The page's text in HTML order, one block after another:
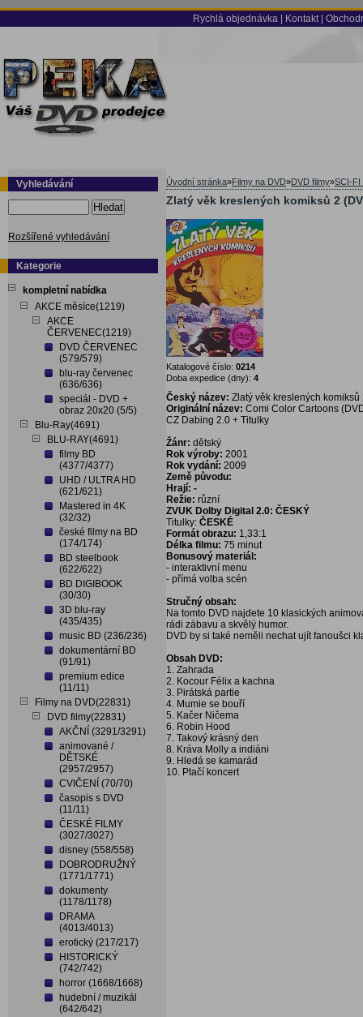
Rychlá objednávka Kontakt
Vyhledávání
Hledat
Rozšířené vyhledávání
Kategorie
kompletní nabídka
AKCE měsíce(1219)
AKCE
ČERVENEC(1219)
DVD ČERVENEC
(579/579)
blu-ray červenec
(636/636)
speciál - DVD +
obraz 20x20 (5/5)
Blu-Ray(4691)
BLU-RAY(4691)
filmy BD
(4377/4377)
UHD / ULTRA HD
(621/621)
Mastered in 4K
(32/32)
české filmy na BD
(174/174)
BD steelbook
(622/622)
BD DIGIBOOK
(30/30)
3D blu-ray
(435/435)
music BD (236/236)
dokumentární BD
(91/91)
premium edice
(11/11)
Filmy na DVD(22831)
DVD filmy(22831)
AKČNÍ (3291/3291)
animované /
DĚTSKÉ
(2957/2957)
CVIČENÍ (70/70)
časopis s DVD
(11/11)
ČESKÉ FILMY
(3027/3027)
disney (558/558)
DOBRODRUŽNÝ
(1771/1771)
dokumenty
(1178/1178)
DRAMA
(4013/4013)
erotický (217/217)
HISTORICKÝ
(742/742)
horror (1668/1668)
hudební / muzikál
(642/642)
Úvodní stránka»Filmy na DVD»DVD filmy»SCI-FI
Zlatý věk kreslených komiksů 2
Katalogové číslo: 0214
Doba expedice (dny): 4
Český název: Zlatý věk kreslených komiksů
Originální název: Comi Color Cartoons
CZ Dabing 2.0 + Titulky
Žánr: dětský
Rok výroby: 2001
Rok vydání: 2009
Země původu:
Hrají: -
Režie: různí
ZVUK Dolby Digital 2.0: ČESKÝ
Titulky: ČESKÉ
Formát obrazu: 1,33:1
Délka filmu: 75 minut
Bonusový materiál:
- interaktivní menu
- přímá volba scén
Stručný obsah:
Na tomto DVD najdete 10 klasických
rádi zábavu a skvělý humor.
DVD by si také neměli nechat ujít fanoušci
Obsah DVD:
1. Zahrada
2. Kocour Félix a kachna
3. Pirátská partie
4. Mumie se bouří
5. Kačer Ničema
6. Robin Hood
7. Takový krásný den
8. Kráva Molly a indiáni
9. Hledá se kamarád
10. Ptačí koncert